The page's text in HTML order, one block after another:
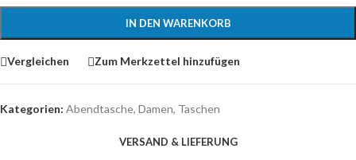
IN DEN WARENKORB
Vergleichen Zum Merkzettel hinzufügen
Kategorien: Abendtasche, Damen, Taschen
VERSAND & LIEFERUNG